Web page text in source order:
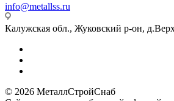
info@metallss.ru
Калужская обл., Жуковский р-он,
© 2026 МеталлСтройСнаб